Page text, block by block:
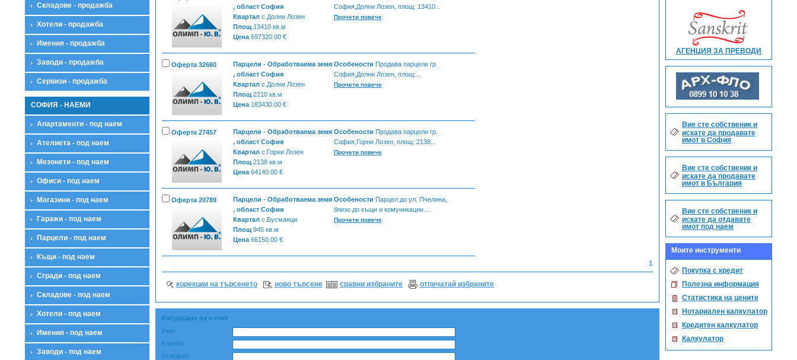
Складове - продажба
Хотели - продажба
Имения - продажба
Заводи - продажба
Сервизи - продажба
СОФИЯ - НАЕМИ
Апартаменти - под наем
Ателиета - под наем
Мезонети - под наем
Офиси - под наем
Магазини - под наем
Гаражи - под наем
Парцели - под наем
Къщи - под наем
Сгради - под наем
Складове - под наем
Хотели - под наем
Имения - под наем
Заводи - под наем
, област София
Квартал с.Долни Лозен
Площ 13410 кв.м
Цена 697320.00 €
София,Долни Лозен, площ: 13410...
Прочети повече
Оферта 32660
Парцели - Обработваема земя
, област София
Квартал с.Долни Лозен
Площ 2210 кв.м
Цена 183430.00 €
Особености Продава парцели гр.
София,Долни Лозен, площ:...
Прочети повече
Оферта 27457
Парцели - Обработваема земя
, област София
Квартал с.Горни Лозен
Площ 2138 кв.м
Цена 64140.00 €
Особености Продава парцели гр.
София,Горни Лозен, площ: 2138...
Прочети повече
Оферта 20789
Парцели - Обработваема земя
, област София
Квартал с.Бусманци
Площ 945 кв.м
Цена 66150.00 €
Особености Парцел до ул. Пчелина,
близо до къщи и комуникации....
Прочети повече
1
корекции на търсенето ново търсене сравни избраните отпечатай избраните
Изпращане на e-mail
Име:
Е-мейл:
Телефон:
АГЕНЦИЯ ЗА ПРЕВОДИ
Вие сте собственик и
искате да продавате
имот в София
Вие сте собственик и
искате да продавате
имот в България
Вие сте собственик и
искате да отдавате
имот под наем
Моите инструменти
Покупка с кредит
Полезна информация
Статистика на цените
Нотариален калкулатор
Кредитен калкулатор
Калкулатор